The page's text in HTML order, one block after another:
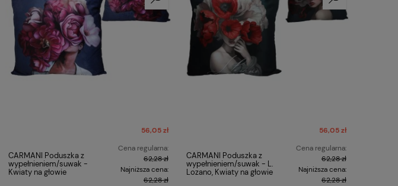
CARMANI Poduszka z
wypełnieniem/suwak -
Kwiaty na głowie
56,05 zł
Cena regularna:
62,28 zł
Najniższa cena:
62,28 zł
CARMANI Poduszka z
wypełnieniem/suwak - L.
Lozano, Kwiaty na głowie
56,05 zł
Cena regularna:
62,28 zł
Najniższa cena:
62,28 zł